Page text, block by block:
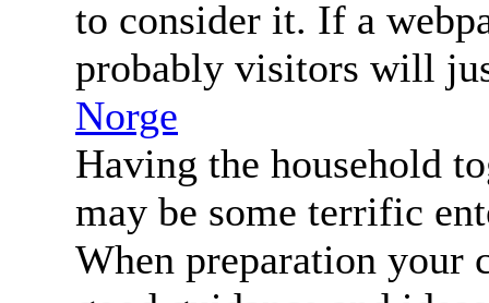
to consider it. If a
probably visitors will
Norge
Having the household
may be some terrific
When preparation your